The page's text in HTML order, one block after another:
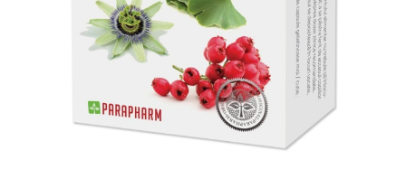
Par si unghii
Probiotice si prebiotice
Balsam masca si tratament
Produse cu SPF Pentru Fata